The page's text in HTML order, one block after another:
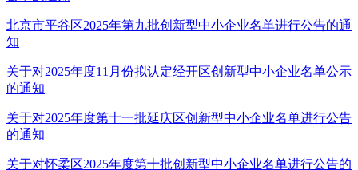
北京市平谷区2025年第九批创新型中小企业名单进行公告的通
知
关于对2025年度11月份拟认定经开区创新型中小企业名单公示
的通知
关于对2025年度第十一批延庆区创新型中小企业名单进行公告
的通知
关于对怀柔区2025年度第十批创新型中小企业名单进行公告的